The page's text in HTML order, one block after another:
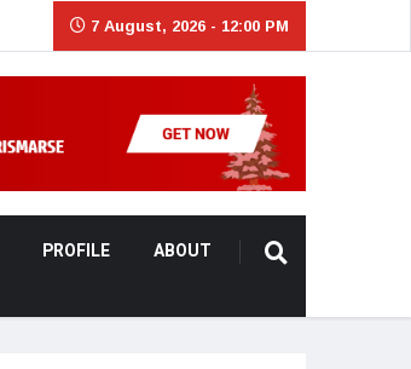
7 August, 2026 - 12:00 PM
PROFILE ABOUT